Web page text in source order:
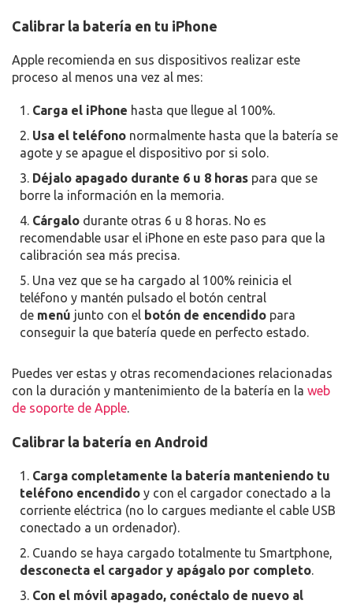
Calibrar la batería en tu iPhone
Apple recomienda en sus dispositivos realizar este
proceso al menos una vez al mes:
Carga el iPhone hasta que llegue al 100%.
Usa el teléfono normalmente hasta que la batería se
agote y se apague el dispositivo por si solo.
Déjalo apagado durante 6 u 8 horas para que se
borre la información en la memoria.
Cárgalo durante otras 6 u 8 horas. No es
recomendable usar el iPhone en este paso para que la
calibración sea más precisa.
Una vez que se ha cargado al 100% reinicia el
teléfono y mantén pulsado el botón central
de menú junto con el botón de encendido para
conseguir la que batería quede en perfecto estado.
Puedes ver estas y otras recomendaciones relacionadas
con la duración y mantenimiento de la batería en la web
de soporte de Apple.
Calibrar la batería en Android
Carga completamente la batería manteniendo tu
teléfono encendido y con el cargador conectado a la
corriente eléctrica (no lo cargues mediante el cable USB
conectado a un ordenador).
Cuando se haya cargado totalmente tu Smartphone,
desconecta el cargador y apágalo por completo.
Con el móvil apagado, conéctalo de nuevo al